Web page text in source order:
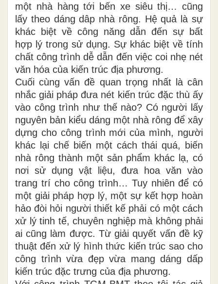
một nhà hàng tới bến xe siêu thị… cũng
lấy theo dáng dâp nhà rông. Hệ quả là sự
khác biệt về công năng dẫn đến sự bất
hợp lý trong sử dụng. Sự khác biệt về tính
chất công trình dễ dẫn đến việc coi nhẹ nét
văn hóa của kiến trúc địa phương.
Cuối cùng vấn đề quan trọng nhất là cân
nhắc giải pháp đưa nét kiến trúc đặc thù ấy
vào công trình như thế nào? Có người lấy
nguyên bản kiểu dáng một nhà rông để xây
dựng cho công trình mới của mình, người
khác lại chế biến một cách thái quá, biến
nhà rông thành một sản phẩm khác lạ, có
nơi sử dụng vật liệu, đưa hoa văn vào
trang trí cho công trình… Tuy nhiên để có
một giải pháp hợp lý, một sự kết hợp hoàn
hảo đòi hỏi người thiết kế phải có một cách
xử lý tinh tế, chuyên nghiệp mà không phải
ai cũng làm được. Từ giải quyết vấn đề kỹ
thuật đến xử lý hình thức kiến trúc sao cho
công trình vừa đẹp vừa mang dáng dấp
kiến trúc đặc trưng của địa phương.